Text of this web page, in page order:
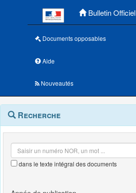
Bulletin Officiel
Documents opposables
Aide
Nouveautés
Navigation
outils
Menu
contextuel
Recherche
dans le texte intégral des documents